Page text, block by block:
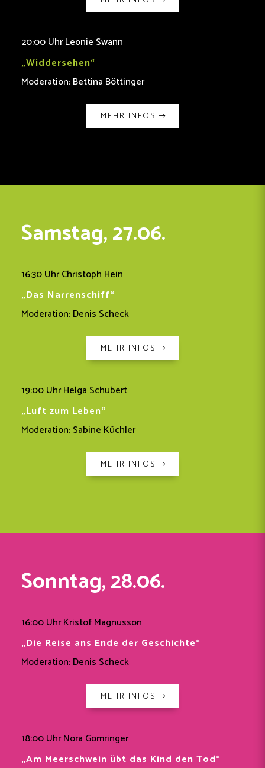
20:00 Uhr Leonie Swann
„Widdersehen“
Moderation: Bettina Böttinger
MEHR INFOS
Samstag, 27.06.
16:30 Uhr Christoph Hein
„Das Narrenschiff“
Moderation: Denis Scheck
MEHR INFOS
19:00 Uhr Helga Schubert
„Luft zum Leben“
Moderation: Sabine Küchler
MEHR INFOS
Sonntag, 28.06.
16:00 Uhr Kristof Magnusson
„Die Reise ans Ende der Geschichte“
Moderation: Denis Scheck
MEHR INFOS
18:00 Uhr Nora Gomringer
„Am Meerschwein übt das Kind den Tod“